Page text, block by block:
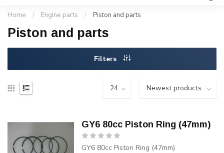
Home / Engine parts / Piston and parts
Piston and parts
Filters
GY6 80cc Piston Ring (47mm)
GY6 80cc Piston Ring (47mm)